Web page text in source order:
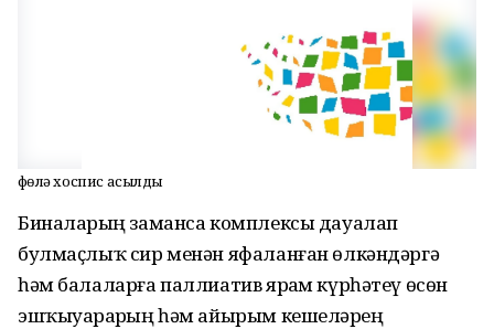
Өфөлә хоспис асылды
Биналарҙың заманса комплексы дауалап
булмаҫлыҡ сир менән яфаланған өлкәндәргә
һәм балаларға паллиатив ярҙам күрһәтеү өсөн
эшҡыуарҙарҙың һәм айырым кешеләрҙең